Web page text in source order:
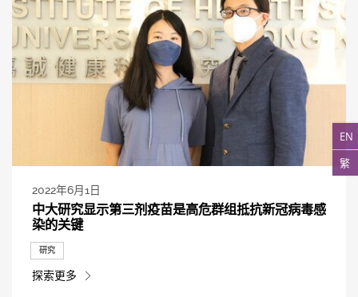
EN
繁
2022年6月1日
中大研究显示第三剂疫苗是高危群组抵抗新冠病毒感
染的关键
研究
探索更多